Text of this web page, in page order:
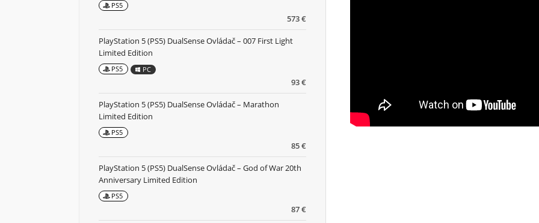
573 €
PS5
93 €
PlayStation 5 (PS5) DualSense Ovládač – 007 First Light
Limited Edition
PS5 PC
85 €
PlayStation 5 (PS5) DualSense Ovládač – Marathon
Limited Edition
PS5
87 €
PlayStation 5 (PS5) DualSense Ovládač – God of War 20th
Anniversary Limited Edition
PS5